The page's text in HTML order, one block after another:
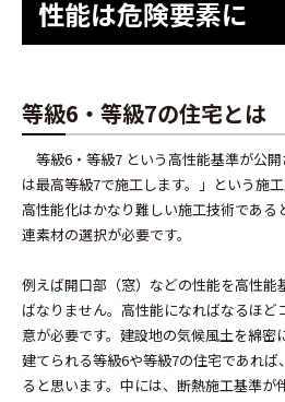
性能は危険要素に
等級6・等級7の住宅とは
等級6・等級7 という高性能基準が公
は最高等級7で施工します。」という施
高性能化はかなり難しい施工技術である
連素材の選択が必要です。
例えば開口部（窓）などの性能を高性
ばなりません。高性能になればなるほど
意が必要です。建設地の気候風土を綿密
建てられる等級6や等級7の住宅であれ
ると思います。中には、断熱施工基準が